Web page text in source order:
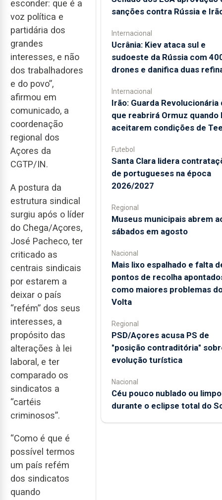
esconder: que é a
voz política e
partidária dos
grandes
interesses, e não
dos trabalhadores
e do povo”,
afirmou em
comunicado, a
coordenação
regional dos
Açores da
CGTP/IN.
A postura da
estrutura sindical
surgiu após o líder
do Chega/Açores,
José Pacheco, ter
criticado as
centrais sindicais
por estarem a
deixar o país
“refém” dos seus
interesses, a
propósito das
alterações à lei
laboral, e ter
comparado os
sindicatos a
“cartéis
criminosos”.
“Como é que é
possível termos
um país refém
dos sindicatos
quando
sanções contra Rússia e
Internacional
Ucrânia: Kiev ataca sul e
sudoeste da Rússia com
drones e danifica duas
Internacional
Irão: Guarda Revolucionária
que reabrirá Ormuz quando
aceitarem condições de
Futebol
Santa Clara lidera
de portugueses na época
2026/2027
Regional
Museus municipais abrem
sábados em agosto
Nacional
Mais lixo espalhado e falta
pontos de recolha
como maiores problemas
Volta
Regional
PSD/Açores acusa PS de
"posição contraditória"
evolução turística
Nacional
Céu pouco nublado ou limpo
durante o eclipse total do